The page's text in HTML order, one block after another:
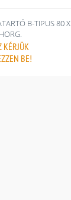
B-TIPUS 80 X
KÉRJÜK
BE!